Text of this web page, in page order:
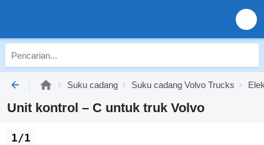
Suku cadang Suku cadang Volvo Trucks
Unit kontrol – C untuk truk Volvo
1/1